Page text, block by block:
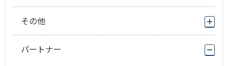
その他
パートナー